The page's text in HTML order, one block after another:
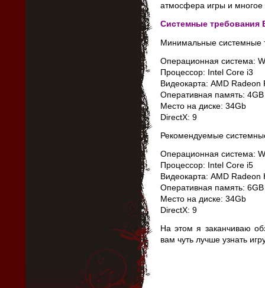
атмосфера игры и многое
Системные требования
Минимальные системные
Операционная система:
Процессор: Intel Core i3
Видеокарта: AMD
Оперативная память: 4GB
Место на диске: 34Gb
DirectX: 9
Рекомендуемые
Операционная система:
Процессор: Intel Core i5
Видеокарта: AMD
Оперативная память: 6GB
Место на диске: 34Gb
DirectX: 9
На этом я заканчиваю
вам чуть лучше узнать